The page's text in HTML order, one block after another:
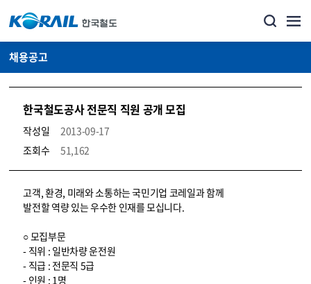
채용공고
한국철도공사 전문직 직원 공개 모집
작성일
2013-09-17
조회수
51,162
코레일소개_경영공시_채용공고 상세보기 – 내용, 파일, 담당자 연락처로 구성
고객, 환경, 미래와 소통하는 국민기업 코레일과 함께
발전할 역량 있는 우수한 인재를 모십니다.
○ 모집부문
- 직위 : 일반차량 운전원
- 직급 : 전문직 5급
- 인원 : 1명